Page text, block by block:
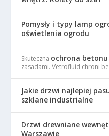
Pomysły i typy lamp
oświetlenia ogrodu
Skuteczna ochrona betonu
zasadami. Vetrofluid chroni
Jakie drzwi najlepiej
szklane industrialne
Drzwi drewniane
Warszawie